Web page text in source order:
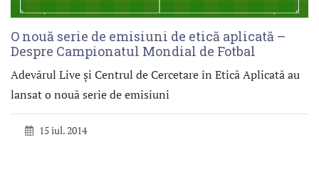
O nouă serie de emisiuni de etică aplicată –
Despre Campionatul Mondial de Fotbal
Adevărul Live şi Centrul de Cercetare în Etică Aplicată au
lansat o nouă serie de emisiuni
15 iul. 2014